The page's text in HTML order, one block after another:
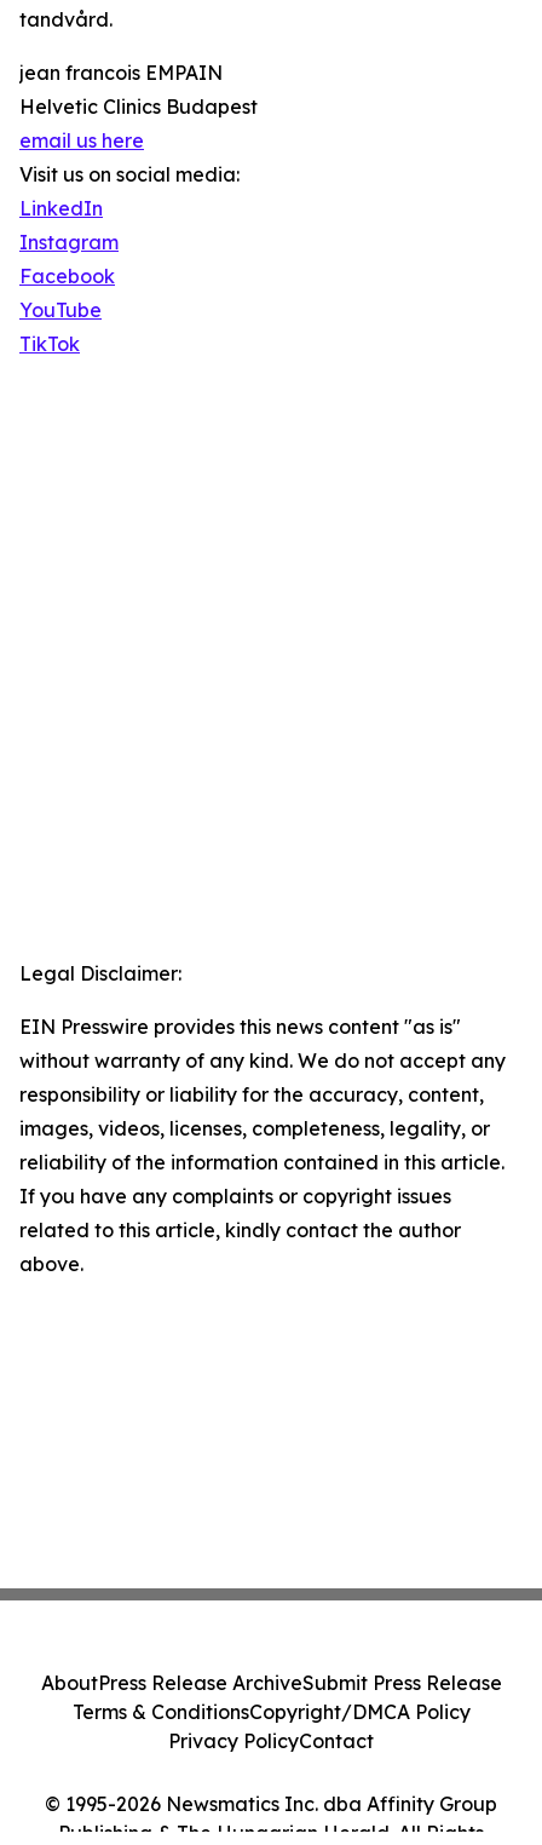
tandvård.
jean francois EMPAIN
Helvetic Clinics Budapest
email us here
Visit us on social media:
LinkedIn
Instagram
Facebook
YouTube
TikTok
Legal Disclaimer:
EIN Presswire provides this news content "as is"
without warranty of any kind. We do not accept any
responsibility or liability for the accuracy, content,
images, videos, licenses, completeness, legality, or
reliability of the information contained in this article.
If you have any complaints or copyright issues
related to this article, kindly contact the author
above.
© 1995-2026 Newsmatics Inc. dba Affinity Group
Publishing & The Hungarian Herald. All Rights
AboutPress Release ArchiveSubmit Press Release
Terms & ConditionsCopyright/DMCA Policy
Privacy PolicyContact